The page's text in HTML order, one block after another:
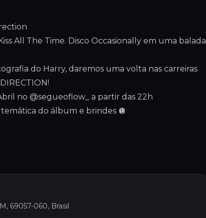
All The Time. Disco Occasionally em uma balada
do Harry, daremos uma volta nas carreiras
no @segueoflow_ a partir das 22h
do álbum e brindes 🪩
69057-060, Brasil